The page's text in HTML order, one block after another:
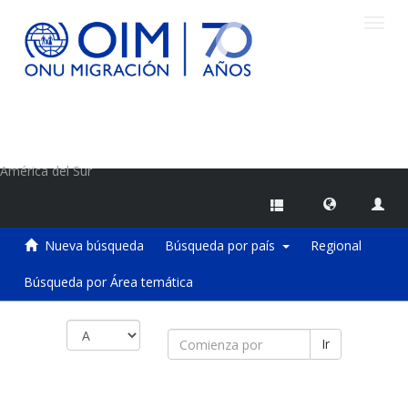
América del Sur
Nueva búsqueda Búsqueda por país Regional
Búsqueda por Área temática
Ir